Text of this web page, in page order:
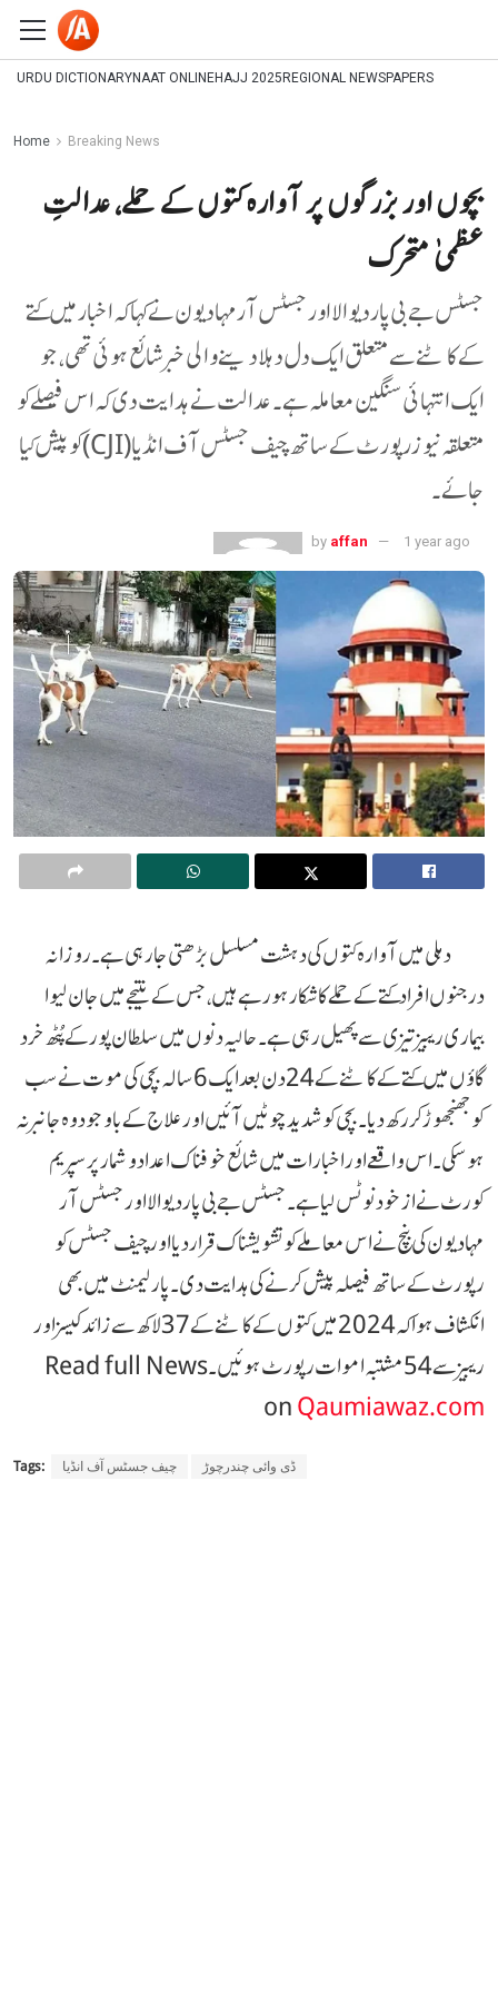
URDU DICTIONARYNAAT ONLINEHAJJ 2025 REGIONAL NEWSPAPERS
Home Breaking News
بچوں اور بزرگوں پر آوارہ کتوں کے حملے، عدالتِ
عظمیٰ متحرک
جسٹس جے بی پاردیوالا اور جسٹس آر مہادیون نے کہا کہ اخبار میں کتے
کے کاٹنے سے متعلق ایک دل دہلا دینے والی خبر شائع ہوئی تھی، جو
ایک انتہائی سنگین معاملہ ہے۔ عدالت نے ہدایت دی کہ اس فیصلے کو
متعلقہ نیوز رپورٹ کے ساتھ چیف جسٹس آف انڈیا (CJI) کو پیش کیا
جائے۔
by affan 1 year ago
دہلی میں آوارہ کتوں کی دہشت مسلسل بڑھتی جا رہی ہے۔ روزانہ
درجنوں افراد کتے کے حملے کا شکار ہو رہے ہیں، جس کے نتیجے میں جان لیوا
بیماری ریبیز تیزی سے پھیل رہی ہے۔ حالیہ دنوں میں سلطان پور کے پُٹھ خرد
گاؤں میں کتے کے کاٹنے کے 24 دن بعد ایک 6 سالہ بچی کی موت نے سب
کو جھنجھوڑ کر رکھ دیا۔ بچی کو شدید چوٹیں آئیں اور علاج کے باوجود وہ جانبر نہ
ہو سکی۔ اس واقعے اور اخبارات میں شائع خوفناک اعداد و شمار پر سپریم
کورٹ نے از خود نوٹس لیا ہے۔ جسٹس جے بی پاردیوالا اور جسٹس آر
مہادیون کی بنچ نے اس معاملے کو تشویشناک قرار دیا اور چیف جسٹس کو
رپورٹ کے ساتھ فیصلہ پیش کرنے کی ہدایت دی۔ پارلیمنٹ میں بھی
انکشاف ہوا کہ 2024 میں کتوں کے کاٹنے کے 37 لاکھ سے زائد کیسز اور
ریبیز سے 54 مشتبہ اموات رپورٹ ہوئیں۔ Read full News
on Qaumiawaz.com
Tags: چیف جسٹس آف انڈیا ڈی وائی چندرچوڑ